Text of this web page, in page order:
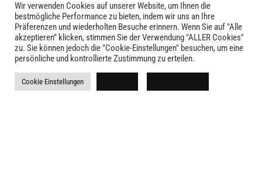
LIVID © 2024
Kontakt
Versandkosten
Wir verwenden Cookies auf unserer Website, um Ihnen die
bestmögliche Performance zu bieten, indem wir uns an Ihre
Präferenzen und wiederholten Besuche erinnern. Wenn Sie auf "Alle
akzeptieren" klicken, stimmen Sie der Verwendung "ALLER Cookies"
zu. Sie können jedoch die "Cookie-Einstellungen" besuchen, um eine
persönliche und kontrollierte Zustimmung zu erteilen.
Cookie Einstellungen